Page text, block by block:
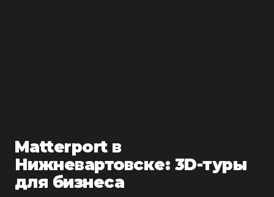
Matterport в
Нижневартовске: 3D-туры
для бизнеса